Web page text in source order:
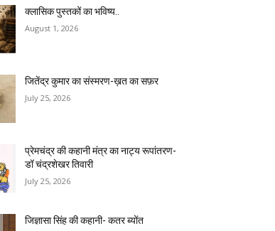
क्लासिक पुस्तकों का भविष्य..
August 1, 2026
जितेंद्र कुमार का संस्मरण-ख़त का सफ़र
July 25, 2026
प्रेमचंद्र की कहानी मंत्र का नाट्य रूपांतरण-
डॉ चंद्रशेखर तिवारी
July 25, 2026
जिज्ञासा सिंह की कहानी- कतर ब्योंत